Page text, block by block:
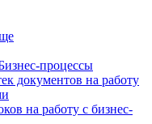
процессы
документов на работу
на работу с бизнес-